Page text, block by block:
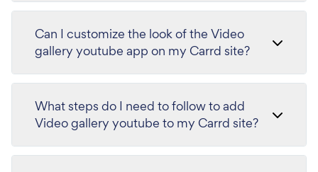
Can I customize the look of the Video
gallery youtube app on my Carrd site?
What steps do I need to follow to add
Video gallery youtube to my Carrd site?